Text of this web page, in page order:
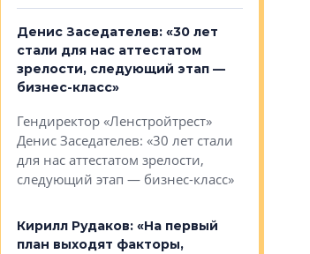
Денис Заседателев: «30 лет
стали для нас аттестатом
зрелости, следующий этап —
бизнес-класс»
Гендиректор «Ленстройтрест»
Денис Заседателев: «30 лет стали
для нас аттестатом зрелости,
следующий этап — бизнес-класс»
Кирилл Рудаков: «На первый
план выходят факторы,